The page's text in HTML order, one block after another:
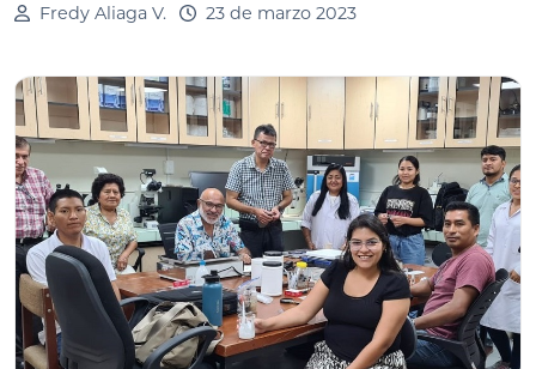
Fredy Aliaga V. 23 de marzo 2023